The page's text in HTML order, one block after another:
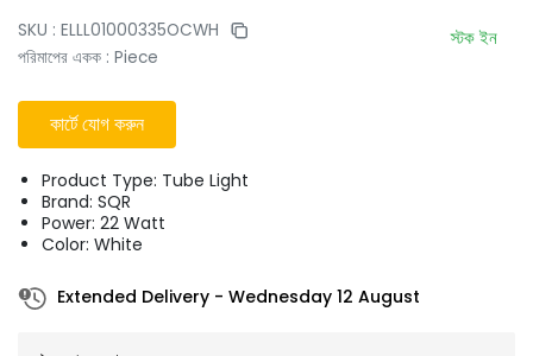
SKU : ELLL01000335OCWH
পরিমাপের একক : Piece
স্টক ইন
কার্টে যোগ করুন
Product Type: Tube Light
Brand: SQR
Power: 22 Watt
Color: White
Extended Delivery - Wednesday 12 August